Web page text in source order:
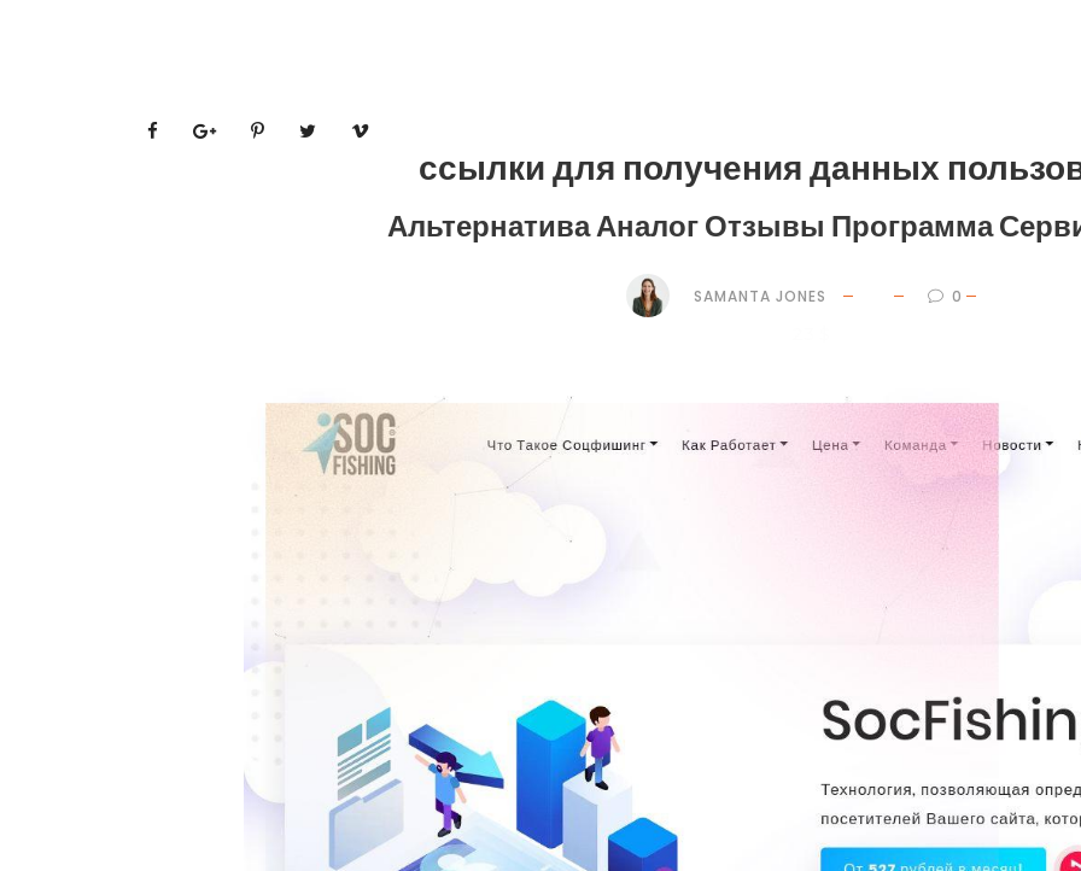
ссылки для получения данных
Альтернатива Аналог Отзывы Программа
SAMANTA JONES 0